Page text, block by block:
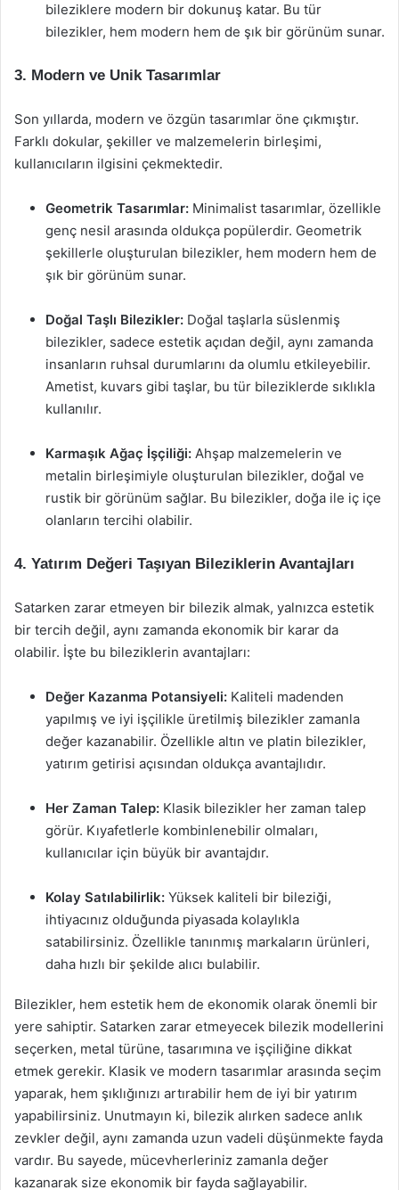
bileziklere modern bir dokunuş katar. Bu tür
bilezikler, hem modern hem de şık bir görünüm sunar.
3. Modern ve Unik Tasarımlar
Son yıllarda, modern ve özgün tasarımlar öne çıkmıştır.
Farklı dokular, şekiller ve malzemelerin birleşimi,
kullanıcıların ilgisini çekmektedir.
Geometrik Tasarımlar: Minimalist tasarımlar, özellikle
genç nesil arasında oldukça popülerdir. Geometrik
şekillerle oluşturulan bilezikler, hem modern hem de
şık bir görünüm sunar.
Doğal Taşlı Bilezikler: Doğal taşlarla süslenmiş
bilezikler, sadece estetik açıdan değil, aynı zamanda
insanların ruhsal durumlarını da olumlu etkileyebilir.
Ametist, kuvars gibi taşlar, bu tür bileziklerde sıklıkla
kullanılır.
Karmaşık Ağaç İşçiliği: Ahşap malzemelerin ve
metalin birleşimiyle oluşturulan bilezikler, doğal ve
rustik bir görünüm sağlar. Bu bilezikler, doğa ile iç içe
olanların tercihi olabilir.
4. Yatırım Değeri Taşıyan Bileziklerin Avantajları
Satarken zarar etmeyen bir bilezik almak, yalnızca estetik
bir tercih değil, aynı zamanda ekonomik bir karar da
olabilir. İşte bu bileziklerin avantajları:
Değer Kazanma Potansiyeli: Kaliteli madenden
yapılmış ve iyi işçilikle üretilmiş bilezikler zamanla
değer kazanabilir. Özellikle altın ve platin bilezikler,
yatırım getirisi açısından oldukça avantajlıdır.
Her Zaman Talep: Klasik bilezikler her zaman talep
görür. Kıyafetlerle kombinlenebilir olmaları,
kullanıcılar için büyük bir avantajdır.
Kolay Satılabilirlik: Yüksek kaliteli bir bileziği,
ihtiyacınız olduğunda piyasada kolaylıkla
satabilirsiniz. Özellikle tanınmış markaların ürünleri,
daha hızlı bir şekilde alıcı bulabilir.
Bilezikler, hem estetik hem de ekonomik olarak önemli bir
yere sahiptir. Satarken zarar etmeyecek bilezik modellerini
seçerken, metal türüne, tasarımına ve işçiliğine dikkat
etmek gerekir. Klasik ve modern tasarımlar arasında seçim
yaparak, hem şıklığınızı artırabilir hem de iyi bir yatırım
yapabilirsiniz. Unutmayın ki, bilezik alırken sadece anlık
zevkler değil, aynı zamanda uzun vadeli düşünmekte fayda
vardır. Bu sayede, mücevherleriniz zamanla değer
kazanarak size ekonomik bir fayda sağlayabilir.